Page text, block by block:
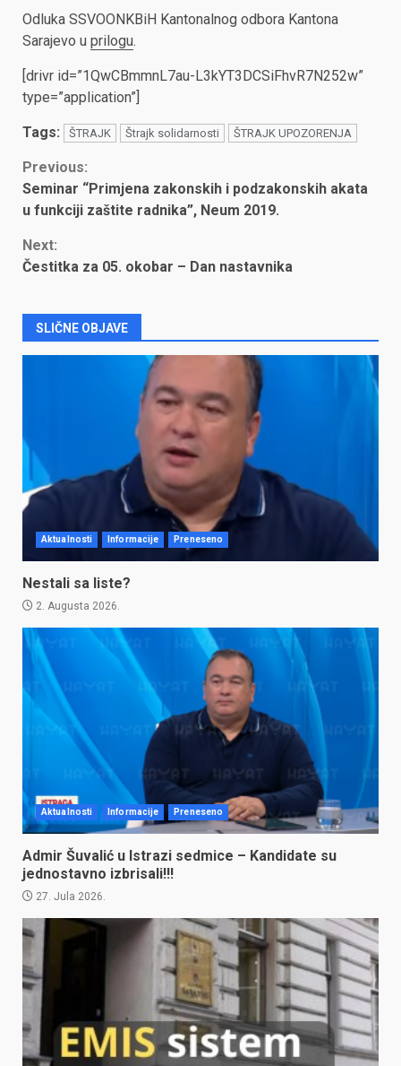
Odluka SSVOONKBiH Kantonalnog odbora Kantona
Sarajevo u prilogu.
[drivr id=”1QwCBmmnL7au-L3kYT3DCSiFhvR7N252w”
type=”application”]
Tags: ŠTRAJK Štrajk solidarnosti ŠTRAJK UPOZORENJA
Continue
Reading
Previous:
Seminar “Primjena zakonskih i podzakonskih akata
u funkciji zaštite radnika”, Neum 2019.
Next:
Čestitka za 05. okobar – Dan nastavnika
SLIČNE OBJAVE
Aktualnosti Informacije Preneseno
Nestali sa liste?
2. Augusta 2026.
Aktualnosti Informacije Preneseno
Admir Šuvalić u Istrazi sedmice – Kandidate su
jednostavno izbrisali!!!
27. Jula 2026.